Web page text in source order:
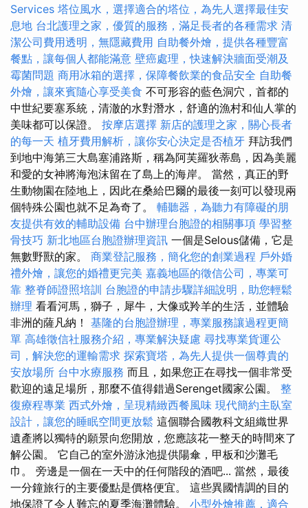
Services 塔位風水，選擇適合的塔位，為先人選擇最佳安
息地 台北護理之家，優質的服務，滿足長者的各種需求 清
潔公司費用透明，無隱藏費用 自助餐外燴，提供各種豐富
餐點，讓每個人都能滿意 壁癌處理，快速解決牆面受潮及
霉菌問題 商用冰箱的選擇，保障餐飲業的食品安全 自助餐
外燴，讓來賓隨心享受美食 不可形容的藍色洞穴，首都的
中世紀要塞系統，清澈的水對潛水，舒適的漁村和仙人掌的
美味都可以保證。 按摩店選擇 新店的護理之家，關心長者
的每一天 植牙費用解析，讓你安心決定是否植牙 拜訪我們
到地中海第三大島塞浦路斯，稱為阿芙羅狄蒂島，因為美麗
和愛的女神將海泡沫留在了島上的海岸。 當然，真正的野
生動物園在陸地上，因此在桑給巴爾的最後一刻可以發現兩
個特殊公園也就不足為奇了。 輔聽器，為聽力有障礙的朋
友提供有效的輔助設備 台中辦理台胞證的相關事項 學習整
骨技巧 新北地區台胞證辦理資訊 一個是Selous儲備，它是
無數野獸的家。 商業登記服務，簡化您的創業過程 戶外婚
禮外燴，讓您的婚禮更完美 嘉義地區的徵信公司，專業可
靠 整脊師證照培訓 台胞證的申請步驟詳細說明，助您輕鬆
辦理 看看河馬，獅子，犀牛，大像或羚羊的生活，並體驗
非洲的薩凡納！ 基隆的台胞證辦理，專業服務讓過程更簡
單 高雄徵信社服務介紹，專業解決疑慮 尋找專業貨運公
司，解決您的運輸需求 探索寶塔，為先人提供一個尊貴的
安放場所 台中水療服務 而且，如果您正在尋找一個非常受
歡迎的遠足場所，那麼不值得錯過Serenget國家公園。 整
復療程專業 西式外燴，呈現精緻西餐風味 現代簡約主臥室
設計，讓您的睡眠空間更放鬆 這個聯合國教科文組織世界
遺產將以獨特的願景向您開放，您應該花一整天的時間來了
解公園。 它自己的室外游泳池提供陽傘，甲板和沙灘毛
巾。 旁邊是一個在一天中的任何階段的酒吧... 當然，最後
一分鐘旅行的主要優點是價格便宜。 這些異國情調的目的
地保證了令人難忘的夏季海灘體驗。 小型外燴推薦，適合